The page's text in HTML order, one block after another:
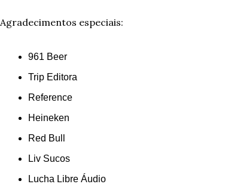
Agradecimentos especiais:
961 Beer
Trip Editora
Reference
Heineken
Red Bull
Liv Sucos
Lucha Libre Áudio